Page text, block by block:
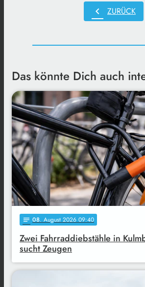
chevron_left ZURÜCK
Das könnte Dich auch
notes 08. August 2026 09:40
Zwei Fahrraddiebstähle in
sucht Zeugen